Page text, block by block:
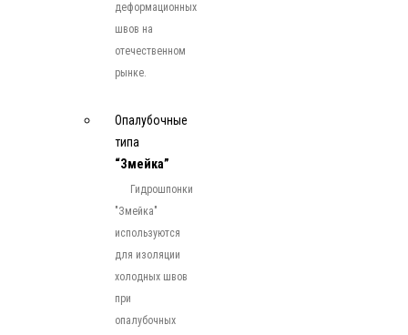
деформационных
швов на
отечественном
рынке.
Опалубочные
типа
“Змейка”
Гидрошпонки
"Змейка"
используются
для изоляции
холодных швов
при
опалубочных